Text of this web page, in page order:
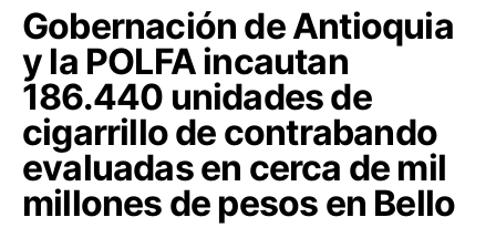
Gobernación de Antioquia
y la POLFA incautan
186.440 unidades de
cigarrillo de contrabando
evaluadas en cerca de mil
millones de pesos en Bello